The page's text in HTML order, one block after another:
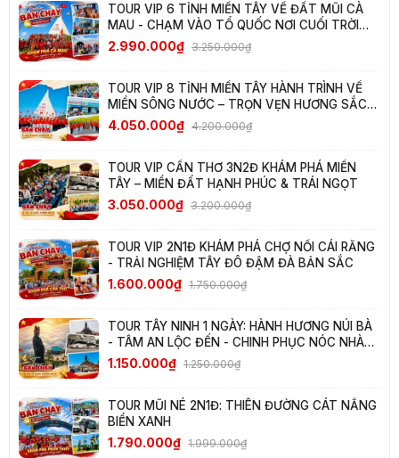
TOUR VIP 6 TỈNH MIỀN TÂY VỀ ĐẤT MŨI CÀ
MAU - CHẠM VÀO TỔ QUỐC NƠI CUỐI TRỜI
NAM
2.990.000₫ 3.250.000₫
TOUR VIP 8 TỈNH MIỀN TÂY HÀNH TRÌNH VỀ
MIỀN SÔNG NƯỚC – TRỌN VẸN HƯƠNG SẮC
TÂY NAM BỘ
4.050.000₫ 4.200.000₫
TOUR VIP CẦN THƠ 3N2Đ KHÁM PHÁ MIỀN
TÂY – MIỀN ĐẤT HẠNH PHÚC & TRÁI NGỌT
3.050.000₫ 3.200.000₫
TOUR VIP 2N1Đ KHÁM PHÁ CHỢ NỔI CÁI RĂNG
- TRẢI NGHIỆM TÂY ĐÔ ĐẬM ĐÀ BẢN SẮC
1.600.000₫ 1.750.000₫
TOUR TÂY NINH 1 NGÀY: HÀNH HƯƠNG NÚI BÀ
- TÂM AN LỘC ĐẾN - CHINH PHỤC NÓC NHÀ
NAM BỘ
1.150.000₫ 1.250.000₫
TOUR MŨI NÉ 2N1Đ: THIÊN ĐƯỜNG CÁT NẮNG
BIỂN XANH
1.790.000₫ 1.999.000₫